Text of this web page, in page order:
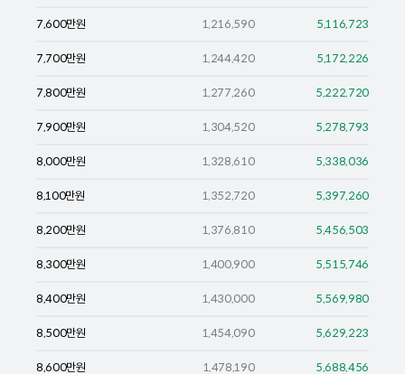
7,600만원 1,216,590 5,116,723
7,700만원 1,244,420 5,172,226
7,800만원 1,277,260 5,222,720
7,900만원 1,304,520 5,278,793
8,000만원 1,328,610 5,338,036
8,100만원 1,352,720 5,397,260
8,200만원 1,376,810 5,456,503
8,300만원 1,400,900 5,515,746
8,400만원 1,430,000 5,569,980
8,500만원 1,454,090 5,629,223
8,600만원 1,478,190 5,688,456